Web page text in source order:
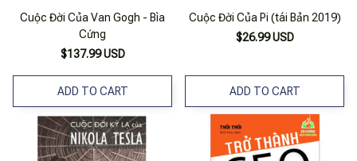
Cuộc Đời Của Van Gogh - Bìa
Cứng
$137.99 USD
ADD TO CART
Cuộc Đời Của Pi (tái Bản 2019)
$26.99 USD
ADD TO CART